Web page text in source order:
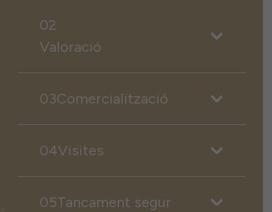
02
Valoració
03Comercialització
04Visites
05Tancament segur